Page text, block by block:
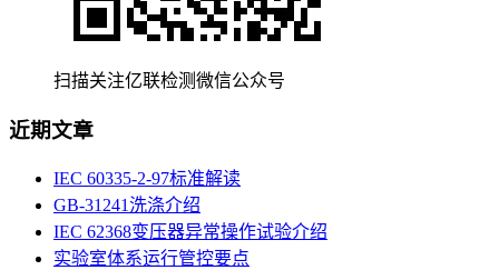
扫描关注亿联检测微信公众号
近期文章
IEC 60335-2-97标准解读
GB-31241洗涤介绍
IEC 62368变压器异常操作试验介绍
实验室体系运行管控要点